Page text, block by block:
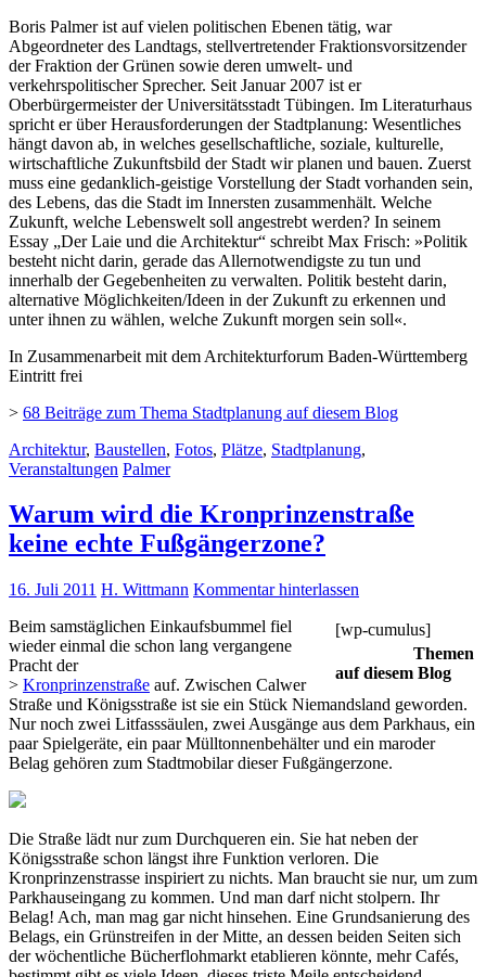
Boris Palmer ist auf vielen politischen Ebenen tätig, war
Abgeordneter des Landtags, stellvertretender Fraktionsvorsitzender
der Fraktion der Grünen sowie deren umwelt- und
verkehrspolitischer Sprecher. Seit Januar 2007 ist er
Oberbürgermeister der Universitätsstadt Tübingen. Im Literaturhaus
spricht er über Herausforderungen der Stadtplanung: Wesentliches
hängt davon ab, in welches gesellschaftliche, soziale, kulturelle,
wirtschaftliche Zukunftsbild der Stadt wir planen und bauen. Zuerst
muss eine gedanklich-geistige Vorstellung der Stadt vorhanden sein,
des Lebens, das die Stadt im Innersten zusammenhält. Welche
Zukunft, welche Lebenswelt soll angestrebt werden? In seinem
Essay „Der Laie und die Architektur“ schreibt Max Frisch: »Politik
besteht nicht darin, gerade das Allernotwendigste zu tun und
innerhalb der Gegebenheiten zu verwalten. Politik besteht darin,
alternative Möglichkeiten/Ideen in der Zukunft zu erkennen und
unter ihnen zu wählen, welche Zukunft morgen sein soll«.
In Zusammenarbeit mit dem Architekturforum Baden-Württemberg
Eintritt frei
> 68 Beiträge zum Thema Stadtplanung auf diesem Blog
Architektur, Baustellen, Fotos, Plätze, Stadtplanung,
Veranstaltungen Palmer
Warum wird die Kronprinzenstraße
keine echte Fußgängerzone?
16. Juli 2011 H. Wittmann Kommentar hinterlassen
[wp-cumulus]
Themen
auf diesem Blog
Beim samstäglichen Einkaufsbummel fiel
wieder einmal die schon lang vergangene
Pracht der
> Kronprinzenstraße auf. Zwischen Calwer
Straße und Königsstraße ist sie ein Stück Niemandsland geworden.
Nur noch zwei Litfasssäulen, zwei Ausgänge aus dem Parkhaus, ein
paar Spielgeräte, ein paar Mülltonnenbehälter und ein maroder
Belag gehören zum Stadtmobilar dieser Fußgängerzone.
Die Straße lädt nur zum Durchqueren ein. Sie hat neben der
Königsstraße schon längst ihre Funktion verloren. Die
Kronprinzenstrasse inspiriert zu nichts. Man braucht sie nur, um zum
Parkhauseingang zu kommen. Und man darf nicht stolpern. Ihr
Belag! Ach, man mag gar nicht hinsehen. Eine Grundsanierung des
Belags, ein Grünstreifen in der Mitte, an dessen beiden Seiten sich
der wöchentliche Bücherflohmarkt etablieren könnte, mehr Cafés,